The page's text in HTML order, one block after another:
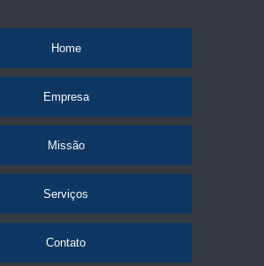
Home
Empresa
Missão
Serviços
Contato